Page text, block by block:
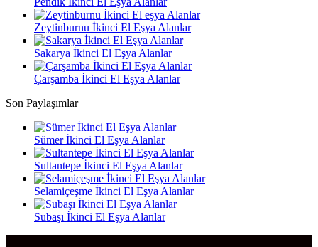
Zeytinburnu İkinci El Eşya Alanlar
Sakarya İkinci El Eşya Alanlar
Çarşamba İkinci El Eşya Alanlar
Son Paylaşımlar
Sümer İkinci El Eşya Alanlar
Sultantepe İkinci El Eşya Alanlar
Selamiçeşme İkinci El Eşya Alanlar
Subaşı İkinci El Eşya Alanlar